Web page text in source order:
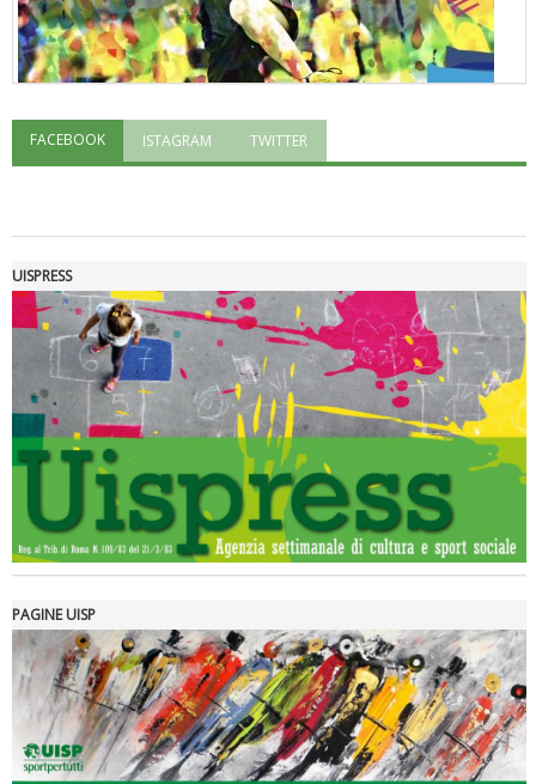
"Superare gli ostacoli": la relazione di Tiziano Pesce al CN Uisp
Luglio 2026: "Pensando con i piedi, si possono fare le
rivoluzioni"
FACEBOOK ISTAGRAM TWITTER
UISPRESS
PAGINE UISP